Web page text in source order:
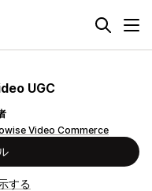
UGC
Video Commerce
する